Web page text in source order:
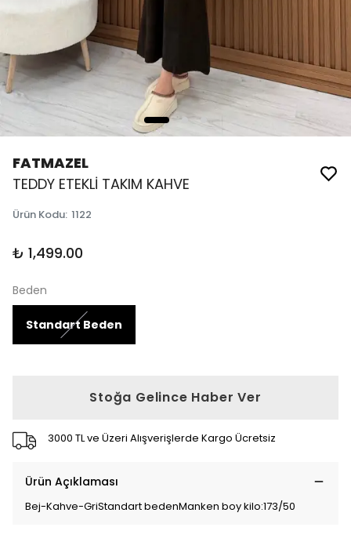
FATMAZEL
TEDDY ETEKLİ TAKIM KAHVE
Ürün Kodu: 1122
₺ 1,499.00
Beden
Standart Beden
Stoğa Gelince Haber Ver
3000 TL ve Üzeri Alışverişlerde Kargo Ücretsiz
Ürün Açıklaması
Bej-Kahve-GriStandart bedenManken boy kilo:173/50